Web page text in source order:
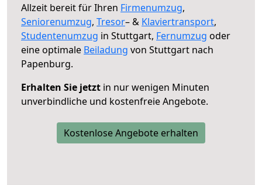
Allzeit bereit für Ihren Firmenumzug,
Seniorenumzug, Tresor– & Klaviertransport,
Studentenumzug in Stuttgart, Fernumzug oder
eine optimale Beiladung von Stuttgart nach
Papenburg.
Erhalten Sie jetzt in nur wenigen Minuten
unverbindliche und kostenfreie Angebote.
Kostenlose Angebote erhalten